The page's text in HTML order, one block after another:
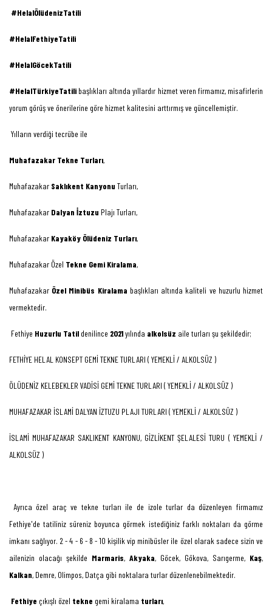
#HelalÖlüdenizTatili
#HelalFethiyeTatili
#HelalGöcekTatili
#HelalTürkiyeTatili başlıkları altında yıllardır hizmet veren firmamız, misafirlerin
yorum görüş ve önerilerine göre hizmet kalitesini arttırmış ve güncellemiştir.
Yılların verdiği tecrübe ile
Muhafazakar Tekne Turları,
Muhafazakar Saklıkent Kanyonu Turları,
Muhafazakar Dalyan İztuzu Plajı Turları,
Muhafazakar Kayaköy Ölüdeniz Turları,
Muhafazakar Özel Tekne Gemi Kiralama,
Muhafazakar Özel Minibüs Kiralama başlıkları altında kaliteli ve huzurlu hizmet
vermektedir.
Fethiye Huzurlu Tatil denilince 2021yılında alkolsüz aile turları şu şekildedir;
FETHİYE HELAL KONSEPT GEMİ TEKNE TURLARI ( YEMEKLİ / ALKOLSÜZ )
ÖLÜDENİZ KELEBEKLER VADİSİ GEMİ TEKNE TURLARI ( YEMEKLİ / ALKOLSÜZ )
MUHAFAZAKAR İSLAMİ DALYAN İZTUZU PLAJI TURLARI ( YEMEKLİ / ALKOLSÜZ )
İSLAMİ MUHAFAZAKAR SAKLIKENT KANYONU, GİZLİKENT ŞELALESİ TURU ( YEMEKLİ /
ALKOLSÜZ )
Ayrıca özel araç ve tekne turları ile de izole turlar da düzenleyen firmamız
Fethiye'de tatiliniz süreniz boyunca görmek istediğiniz farklı noktaları da görme
imkanı sağlıyor. 2 - 4 - 6 - 8 - 10 kişilik vip minibüsler ile özel olarak sadece sizin ve
ailenizin olacağı şekilde Marmaris, Akyaka, Göcek, Gökova, Sarıgerme, Kaş,
Kalkan, Demre, Olimpos, Datça gibi noktalara turlar düzenlenebilmektedir.
Fethiye çıkışlı özel tekne gemi kiralama turları,